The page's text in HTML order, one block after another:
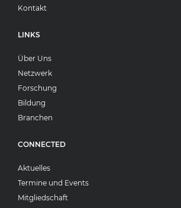
Kontakt
LINKS
Über Uns
Netzwerk
Forschung
Bildung
Branchen
CONNECTED
Aktuelles
Termine und Events
Mitgliedschaft